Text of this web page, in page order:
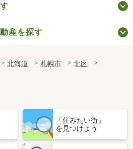
産を探す
北海道 札幌市
北区
「住みたい街」
を見つけよう